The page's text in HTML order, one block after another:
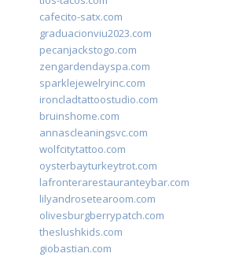
cafecito-satx.com
graduacionviu2023.com
pecanjackstogo.com
zengardendayspa.com
sparklejewelryinc.com
ironcladtattoostudio.com
bruinshome.com
annascleaningsvc.com
wolfcitytattoo.com
oysterbayturkeytrot.com
lafronterarestauranteybar.com
lilyandrosetearoom.com
olivesburgberrypatch.com
theslushkids.com
giobastian.com